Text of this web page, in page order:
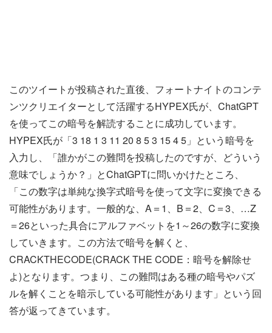
このツイートが投稿された直後、フォートナイトのコンテ
ンツクリエイターとして活躍するHYPEX氏が、ChatGPT
を使ってこの暗号を解読することに成功しています。
HYPEX氏が「3 18 1 3 11 20 8 5 3 15 4 5」という暗号を
入力し、「誰かがこの難問を投稿したのですが、どういう
意味でしょうか？」とChatGPTに問いかけたところ、
「この数字は単純な換字式暗号を使って文字に変換できる
可能性があります。一般的な、A＝1、B＝2、C＝3、…Z
＝26といった具合にアルファベットを1～26の数字に変換
していきます。この方法で暗号を解くと、
CRACKTHECODE(CRACK THE CODE：暗号を解除せ
よ)となります。つまり、この難問はある種の暗号やパズ
ルを解くことを暗示している可能性があります」という回
答が返ってきています。